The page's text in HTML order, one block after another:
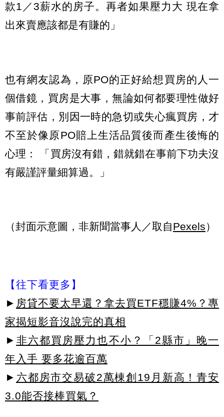
款1／3薪水的房子。再者如果壓力大 現在拿
出來賣應該都是有賺的」
也有網友認為，原PO的正好給想買房的人一
個借鏡，買房是大事，無論如何都要理性做好
事前評估，別因一時的急切或失心瘋買房，才
不至於像原PO賠上生活品質後而產生後悔的
心理： 「買房沒有錯，錯就錯在事前下功夫沒
有嚴謹評量細算過。」
（封面示意圖，非新聞當事人／取自Pexels）
【往下看更多】
► 房貸不要太早還？拿去買ETF穩賺4%？專
家揭短影音沒說完的真相
► 非六都買房壓力也不小？「2縣市」晚一
年入手 要多花逾百萬
► 六都房市交易破2萬棟創19月新高！青安
3.0能否接棒買氣？